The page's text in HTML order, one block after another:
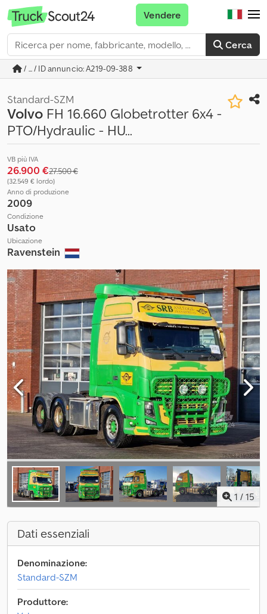
Cerca
Vendere
/ ... / ID annuncio: A219-09-388
Standard-SZM
Volvo FH 16.660 Globetrotter 6x4 -
PTO/Hydraulic - HU...
VB più IVA
26.900 €27.500 €
(32.549 € lordo)
Anno di produzione
2009
Condizione
Usato
Ubicazione
Ravenstein
1 / 15
Dati essenziali
Denominazione:
Standard-SZM
Produttore: